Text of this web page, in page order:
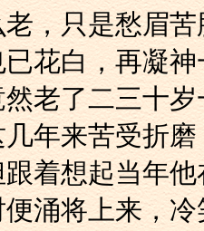
，只是愁眉
花白，再凝
老了二三十
年来苦受折
着想起当年
涌将上来，